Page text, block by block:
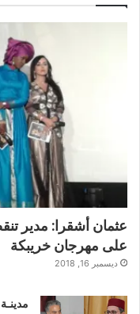
عثمان أشقرا: مدير
على مهرجان خريبكة
ديسمبر 16, 2018